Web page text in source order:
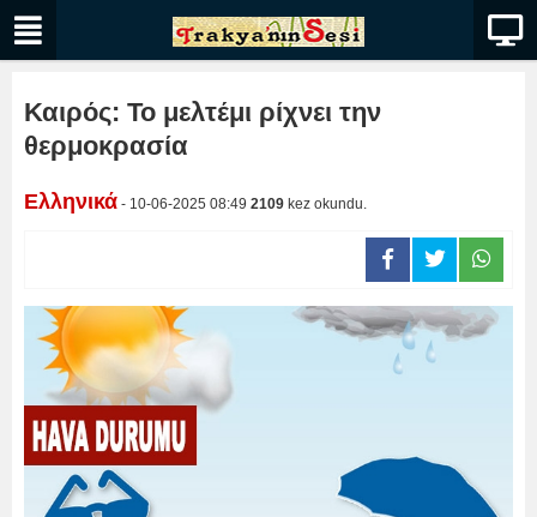
Καιρός: Το μελτέμι ρίχνει την
θερμοκρασία
Ελληνικά - 10-06-2025 08:49 2109 kez okundu.